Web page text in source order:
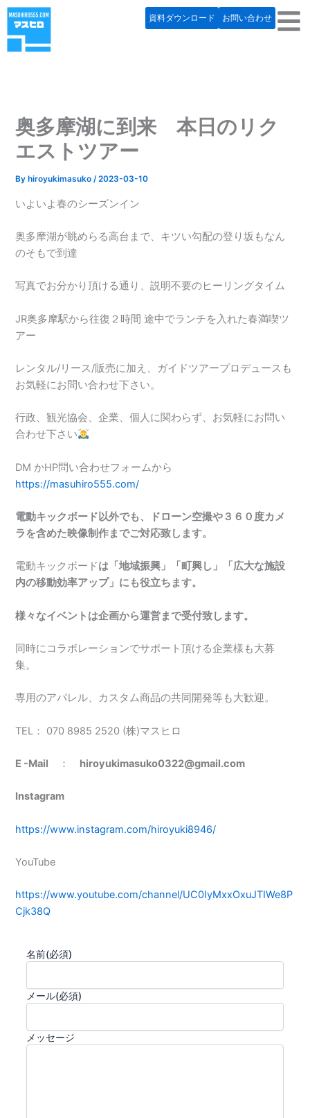
内
を
お問い合わせ
資料ダウンロード
奥多摩湖に到来 本日のリク
エストツアー
By hiroyukimasuko/2023-03-10
いよいよ春のシーズンイン
奥多摩湖が眺めらる高台まで、キツい勾配の登り坂もなん
のそもで到達
写真でお分かり頂ける通り、説明不要のヒーリングタイム
JR奥多摩駅から往復２時間 途中でランチを入れた春満喫ツ
アー
レンタル/リース/販売に加え、ガイドツアープロデュースも
お気軽にお問い合わせ下さい。
行政、観光協会、企業、個人に関わらず、お気軽にお問い
合わせ下さい
DM かHP問い合わせフォームから
https://masuhiro555.com/
電動キックボード以外でも、ドローン空撮や３６０度カメ
ラを含めた映像制作までご対応致します。
電動キックボードは「地域振興」「町興し」「広大な施設
内の移動効率アップ」にも役立ちます。
様々なイベントは企画から運営まで受付致します。
同時にコラボレーションでサポート頂ける企業様も大募
集。
専用のアパレル、カスタム商品の共同開発等も大歓迎。
TEL： 070 8985 2520 (株)マスヒロ
E -Mail ： hiroyukimasuko0322@gmail.com
Instagram
https://www.instagram.com/hiroyuki8946/
YouTube
https://www.youtube.com/channel/UC0IyMxxOxuJTIWe8P
Cjk38Q
名前(必須)
メール(必須)
メッセージ